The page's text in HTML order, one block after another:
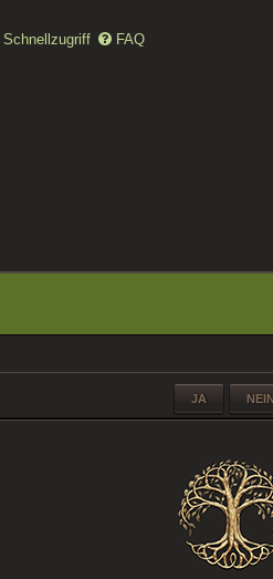
Schnellzugriff FAQ